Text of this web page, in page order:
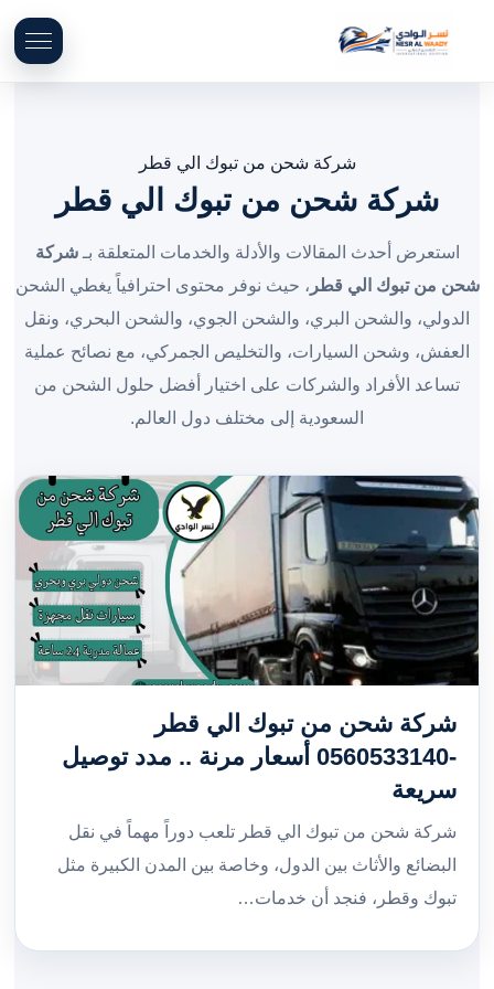
شركة شحن من تبوك الي قطر
شركة شحن من تبوك الي قطر
استعرض أحدث المقالات والأدلة والخدمات المتعلقة بـشركة
شحن من تبوك الي قطر ، حيث نوفر محتوى احترافياً يغطي الشحن
الدولي، والشحن البري، والشحن الجوي، والشحن البحري، ونقل
العفش، وشحن السيارات، والتخليص الجمركي، مع نصائح عملية
تساعد الأفراد والشركات على اختيار أفضل حلول الشحن من
السعودية إلى مختلف دول العالم.
شركة شحن من تبوك الي قطر
-0560533140 أسعار مرنة .. مدد توصيل
سريعة
شركة شحن من تبوك الي قطر تلعب دوراً مهماً في نقل
البضائع والأثاث بين الدول، وخاصة بين المدن الكبيرة مثل
تبوك وقطر، فنجد أن خدمات…